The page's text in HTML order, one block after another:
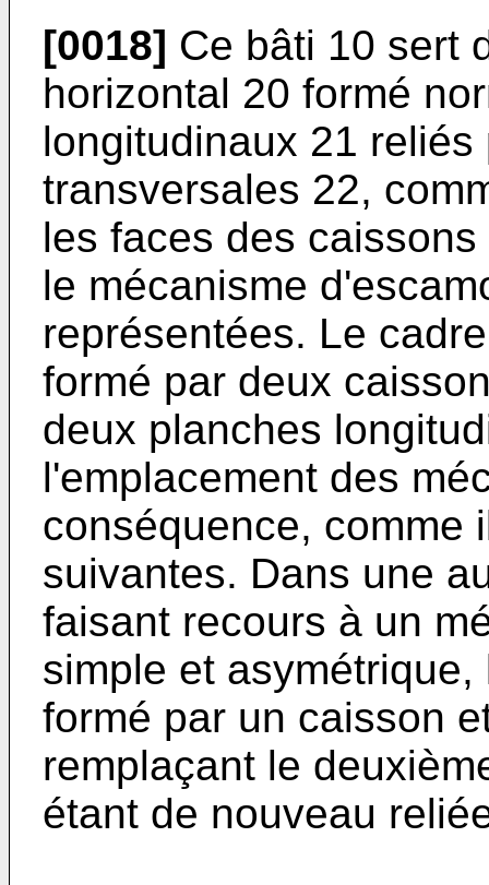
[0018] Ce bâti 10 sert
horizontal 20 formé
longitudinaux 21
transversales 22,
les faces des
le mécanisme
représentées. Le
formé par deux
deux planches
l'emplacement des
conséquence, comme
suivantes. Dans une
faisant recours à un
simple et
formé par un caisson
remplaçant le
étant de nouveau